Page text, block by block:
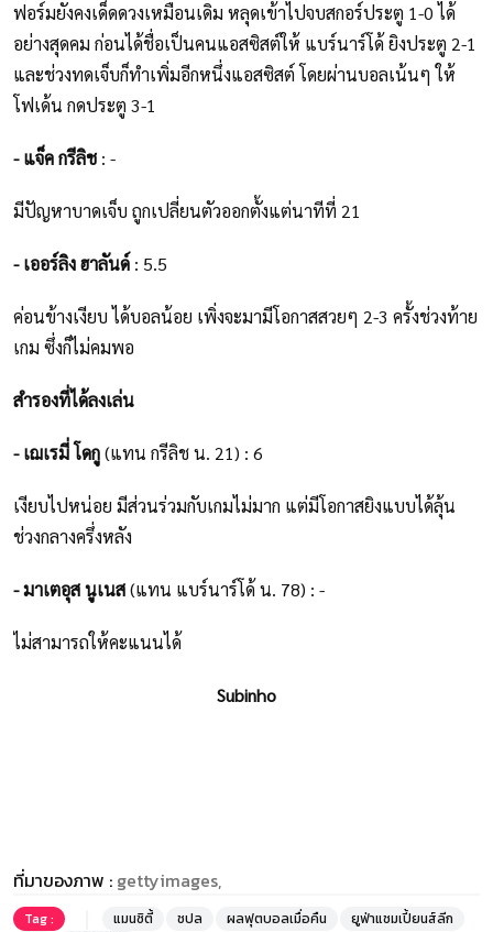
ฟอร์มยังคงเด็ดดวงเหมือนเดิม หลุดเข้าไปจบสกอร์ประตู 1-0 ได้
อย่างสุดคม ก่อนได้ชื่อเป็นคนแอสซิสต์ให้ แบร์นาร์โด้ ยิงประตู 2-1
และช่วงทดเจ็บก็ทำเพิ่มอีกหนึ่งแอสซิสต์ โดยผ่านบอลเน้นๆ ให้
โฟเด้น กดประตู 3-1
- แจ็ค กรีลิช: -
มีปัญหาบาดเจ็บ ถูกเปลี่ยนตัวออกตั้งแต่นาทีที่ 21
- เออร์ลิง ฮาลันด์ : 5.5
ค่อนข้างเงียบ ได้บอลน้อย เพิ่งจะมามีโอกาสสวยๆ 2-3 ครั้งช่วงท้าย
เกม ซึ่งก็ไม่คมพอ
สำรองที่ได้ลงเล่น
- เฌเรมี่ โดกู(แทน กรีลิช น. 21) : 6
เงียบไปหน่อย มีส่วนร่วมกับเกมไม่มาก แต่มีโอกาสยิงแบบได้ลุ้น
ช่วงกลางครึ่งหลัง
- มาเตอุส นูเนส(แทน แบร์นาร์โด้ น. 78) : -
ไม่สามารถให้คะแนนได้
Subinho
ที่มาของภาพ : gettyimages,
Tag : แมนซิตี้ ชปล ผลฟุตบอลเมื่อคืน
ยูฟ่าแชมเปี้ยนส์ลีก